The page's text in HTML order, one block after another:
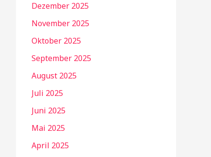
Dezember 2025
November 2025
Oktober 2025
September 2025
August 2025
Juli 2025
Juni 2025
Mai 2025
April 2025